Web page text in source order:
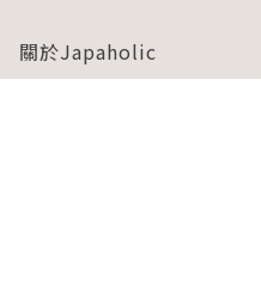
關於Japaholic